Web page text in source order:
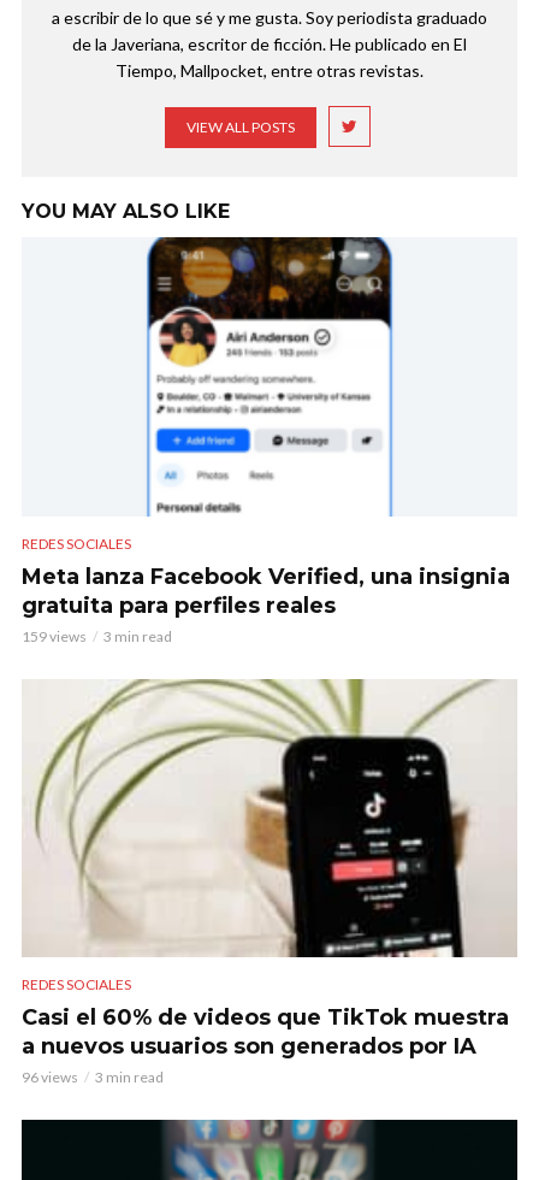
a escribir de lo que sé y me gusta. Soy periodista graduado
de la Javeriana, escritor de ficción. He publicado en El
Tiempo, Mallpocket, entre otras revistas.
VIEW ALL POSTS
YOU MAY ALSO LIKE
REDES SOCIALES
Meta lanza Facebook Verified, una insignia
gratuita para perfiles reales
159 views 3 min read
REDES SOCIALES
Casi el 60% de videos que TikTok muestra
a nuevos usuarios son generados por IA
96 views 3 min read